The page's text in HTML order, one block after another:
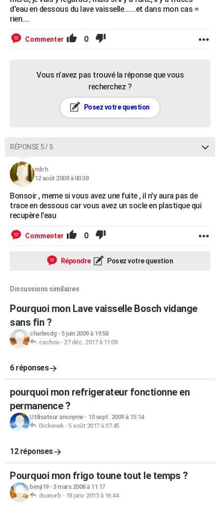
d'eau en dessous du lave vaisselle.......et dans mon cas =
rien....
Commenter 0
Vous n’avez pas trouvé la réponse que vous
recherchez ?
Posez votre question
RÉPONSE 5 / 5
mlch
12 août 2008 à 00:38
Bonsoir , meme si vous avez une fuite , il n'y aura pas de
trace en dessous car vous avez un socle en plastique qui
recupère l'eau
Commenter 0
Répondre Posez votre question
Discussions similaires
Pourquoi mon Lave vaisselle Bosch vidange
sans fin ?
charlesdg - 5 juin 2009 à 19:58
cachou- 27 déc. 2017 à 11:08
6 réponses
pourquoi mon refrigerateur fonctionne en
permanence ?
Utilisateur anonyme- 10 sept. 2009 à 15:14
Dickenek- 5 août 2017 à 07:45
12 réponses
Pourquoi mon frigo toune tout le temps ?
benji19- 3 mars 2008 à 11:17
duanurb - 18 janv. 2013 à 16:44